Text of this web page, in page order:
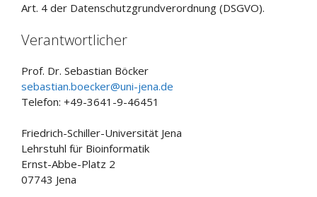
Art. 4 der Datenschutzgrundverordnung (DSGVO).
Verantwortlicher
Prof. Dr. Sebastian Böcker
sebastian.boecker@uni-jena.de
Telefon: +49-3641-9-46451
Friedrich-Schiller-Universität Jena
Lehrstuhl für Bioinformatik
Ernst-Abbe-Platz 2
07743 Jena